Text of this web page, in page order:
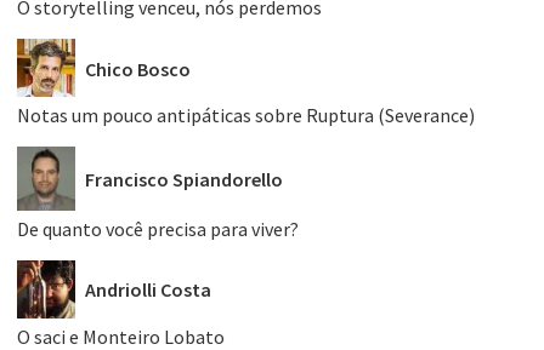
O storytelling venceu, nós perdemos
Chico Bosco
Notas um pouco antipáticas sobre Ruptura (Severance)
Francisco Spiandorello
De quanto você precisa para viver?
Andriolli Costa
O saci e Monteiro Lobato